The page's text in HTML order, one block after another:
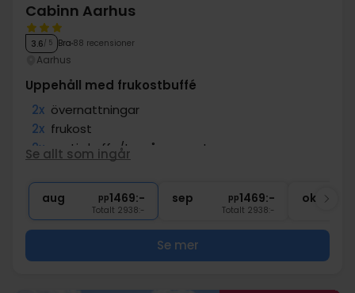
Cabinn Aarhus
3.6/ 5 Bra 88 recensioner
Aarhus
Uppehåll med frukostbuffé
2x övernattningar
2x frukost
2x gratis kaffe/te på rummet
Gratis internet
∞ Centralt läge
Se allt som ingår
aug pp1469:-
Totalt 2938:-
sep pp1469:-
Totalt 2938:-
okt
Se mer